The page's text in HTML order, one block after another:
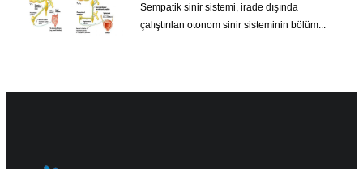
Sempatik sinir sistemi, irade dışında
çalıştırılan otonom sinir sisteminin bölüm...